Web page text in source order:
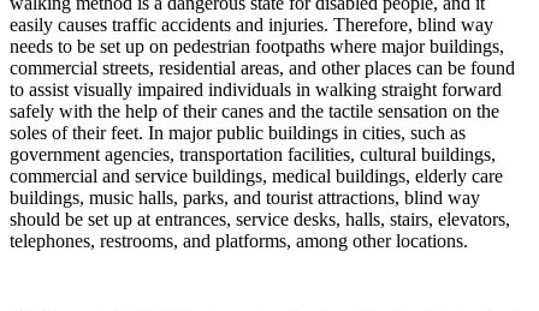
easily causes traffic accidents and injuries. Therefore, blind way
needs to be set up on pedestrian footpaths where major buildings,
commercial streets, residential areas, and other places can be found
to assist visually impaired individuals in walking straight forward
safely with the help of their canes and the tactile sensation on the
soles of their feet. In major public buildings in cities, such as
government agencies, transportation facilities, cultural buildings,
commercial and service buildings, medical buildings, elderly care
buildings, music halls, parks, and tourist attractions, blind way
should be set up at entrances, service desks, halls, stairs, elevators,
telephones, restrooms, and platforms, among other locations.